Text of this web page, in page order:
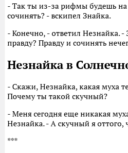
- Так ты из-за рифмы будешь
сочинять? - вскипел Знайка.
- Конечно, - ответил Незнайка.
правду? Правду и сочинять
Незнайка в
- Скажи, Незнайка, какая муха
Почему ты такой скучный?
- Меня сегодня еще никакая
Незнайка. - А скучный я оттого,
***